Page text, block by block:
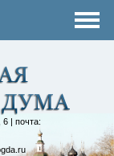
6 | почта: